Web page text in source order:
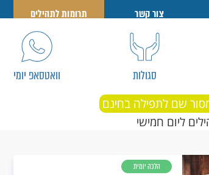
צור קשר תרומות לתהילים
סגולות וואטסאפ יומי
שם לתפילה בחינם
ליום חמישי
הלכה יומית